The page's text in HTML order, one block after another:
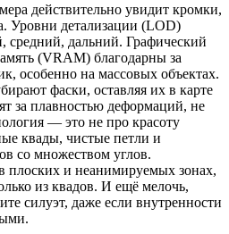
действительно увидит кромки,
Уровни детализации (LOD)
средний, дальний. Графический
(VRAM) благодарны за
особенно на массовых объектах.
фаски, оставляя их в карте
за плавностью деформаций, не
— это не про красоту
квады, чистые петли и
со множеством углов.
плоских и неанимируемых зонах,
из квадов. И ещё мелочь,
силуэт, даже если внутренности